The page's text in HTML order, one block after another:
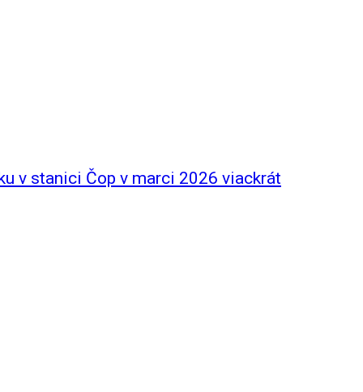
v stanici Čop v marci 2026 viackrát